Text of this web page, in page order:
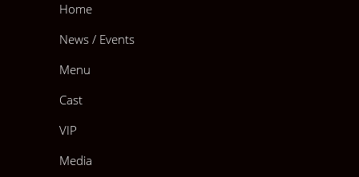
Home
News / Events
Menu
Cast
VIP
Media